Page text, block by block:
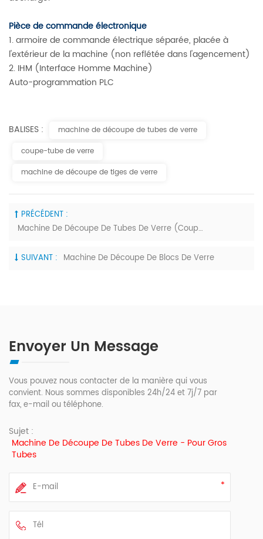
Pièce de commande électronique
1. armoire de commande électrique séparée, placée à
l'extérieur de la machine (non reflétée dans l'agencement)
2. IHM (Interface Homme Machine)
Auto-programmation PLC
BALISES :
machine de découpe de tubes de verre
coupe-tube de verre
machine de découpe de tiges de verre
PRÉCÉDENT :
Machine De Découpe De Tubes De Verre (coupe À La Scie)
SUIVANT : Machine De Découpe De Blocs De Verre
Envoyer Un Message
Vous pouvez nous contacter de la manière qui vous
convient. Nous sommes disponibles 24h/24 et 7j/7 par
fax, e-mail ou téléphone.
Sujet :
Machine De Découpe De Tubes De Verre - Pour Gros
Tubes